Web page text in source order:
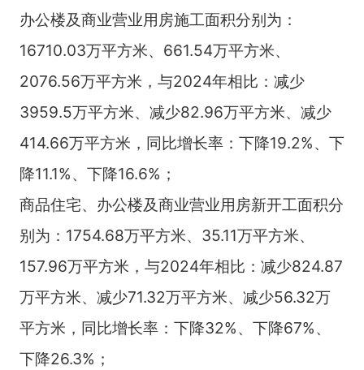
办公楼及商业营业用房施工面积分别为：
16710.03万平方米、661.54万平方米、
2076.56万平方米，与2024年相比：减少
3959.5万平方米、减少82.96万平方米、减少
414.66万平方米，同比增长率：下降19.2%、下
降11.1%、下降16.6%；
商品住宅、办公楼及商业营业用房新开工面积分
别为：1754.68万平方米、35.11万平方米、
157.96万平方米，与2024年相比：减少824.87
万平方米、减少71.32万平方米、减少56.32万
平方米，同比增长率：下降32%、下降67%、
下降26.3%；